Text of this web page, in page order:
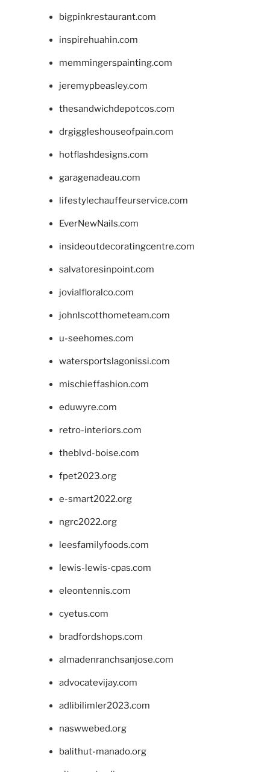
bigpinkrestaurant.com
inspirehuahin.com
memmingerspainting.com
jeremypbeasley.com
thesandwichdepotcos.com
drgiggleshouseofpain.com
hotflashdesigns.com
garagenadeau.com
lifestylechauffeurservice.com
EverNewNails.com
insideoutdecoratingcentre.com
salvatoresinpoint.com
jovialfloralco.com
johnlscotthometeam.com
u-seehomes.com
watersportslagonissi.com
mischieffashion.com
eduwyre.com
retro-interiors.com
theblvd-boise.com
fpet2023.org
e-smart2022.org
ngrc2022.org
leesfamilyfoods.com
lewis-lewis-cpas.com
eleontennis.com
cyetus.com
bradfordshops.com
almadenranchsanjose.com
advocatevijay.com
adlibilimler2023.com
naswwebed.org
balithut-manado.org